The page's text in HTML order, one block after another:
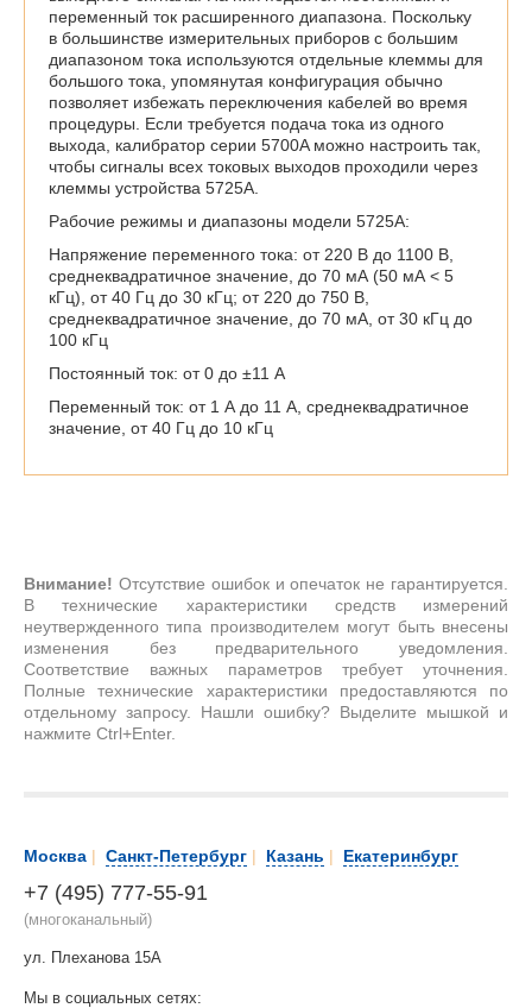
переменный ток расширенного диапазона. Поскольку
в большинстве измерительных приборов с большим
диапазоном тока используются отдельные клеммы для
большого тока, упомянутая конфигурация обычно
позволяет избежать переключения кабелей во время
процедуры. Если требуется подача тока из одного
выхода, калибратор серии 5700A можно настроить так,
чтобы сигналы всех токовых выходов проходили через
клеммы устройства 5725A.
Рабочие режимы и диапазоны модели 5725A:
Напряжение переменного тока: от 220 В до 1100 В,
среднеквадратичное значение, до 70 мА (50 мА < 5
кГц), от 40 Гц до 30 кГц; от 220 до 750 В,
среднеквадратичное значение, до 70 мА, от 30 кГц до
100 кГц
Постоянный ток: от 0 до ±11 A
Переменный ток: от 1 А до 11 А, среднеквадратичное
значение, от 40 Гц до 10 кГц
Внимание! Отсутствие ошибок и опечаток не гарантируется.
В технические характеристики средств измерений
неутвержденного типа производителем могут быть внесены
изменения без предварительного уведомления.
Соответствие важных параметров требует уточнения.
Полные технические характеристики предоставляются по
отдельному запросу. Нашли ошибку? Выделите мышкой и
нажмите Ctrl+Enter.
Москва | Санкт-Петербург | Казань | Екатеринбург
+7 (495) 777-55-91
(многоканальный)
ул. Плеханова 15А
Мы в социальных сетях: